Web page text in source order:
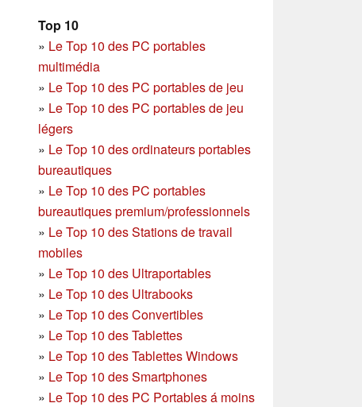
Top 10
» Le Top 10 des PC portables
multimédia
» Le Top 10 des PC portables de jeu
» Le Top 10 des PC portables de jeu
légers
» Le Top 10 des ordinateurs portables
bureautiques
» Le Top 10 des PC portables
bureautiques premium/professionnels
» Le Top 10 des Stations de travail
mobiles
» Le Top 10 des Ultraportables
» Le Top 10 des Ultrabooks
» Le Top 10 des Convertibles
» Le Top 10 des Tablettes
» Le Top 10 des Tablettes Windows
» Le Top 10 des Smartphones
» Le Top 10 des PC Portables á moins